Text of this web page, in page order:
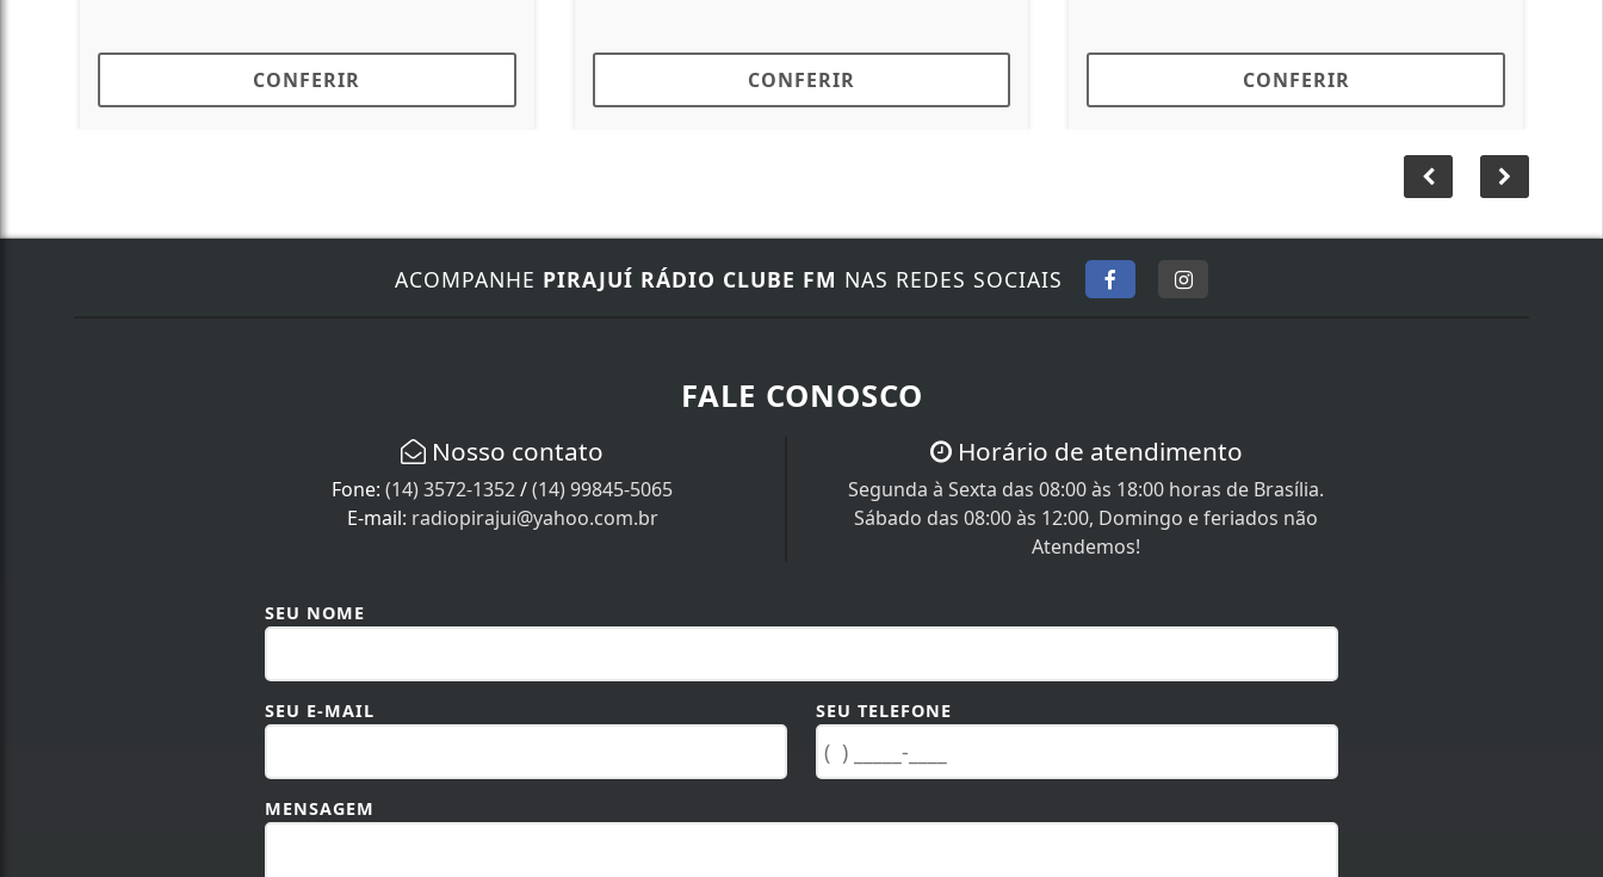
CONFERIR CONFERIR CONFERIR
ACOMPANHE PIRAJUÍ RÁDIO CLUBE FM NAS REDES SOCIAIS
FALE CONOSCO
Nosso contato
Fone:(14) 3572-1352/(14) 99845-5065
E-mail: radiopirajui@yahoo.com.br
Horário de atendimento
Segunda à Sexta das 08:00 às 18:00 horas de Brasília.
Sábado das 08:00 às 12:00, Domingo e feriados não
Atendemos!
SEU NOME
SEU E-MAIL SEU TELEFONE
MENSAGEM